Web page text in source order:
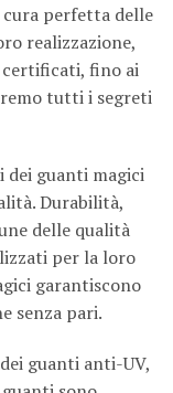
perfetta delle
realizzazione,
fino ai
tutti i segreti
guanti magici
Durabilità,
delle qualità
per la loro
garantiscono
senza pari.
guanti anti-UV,